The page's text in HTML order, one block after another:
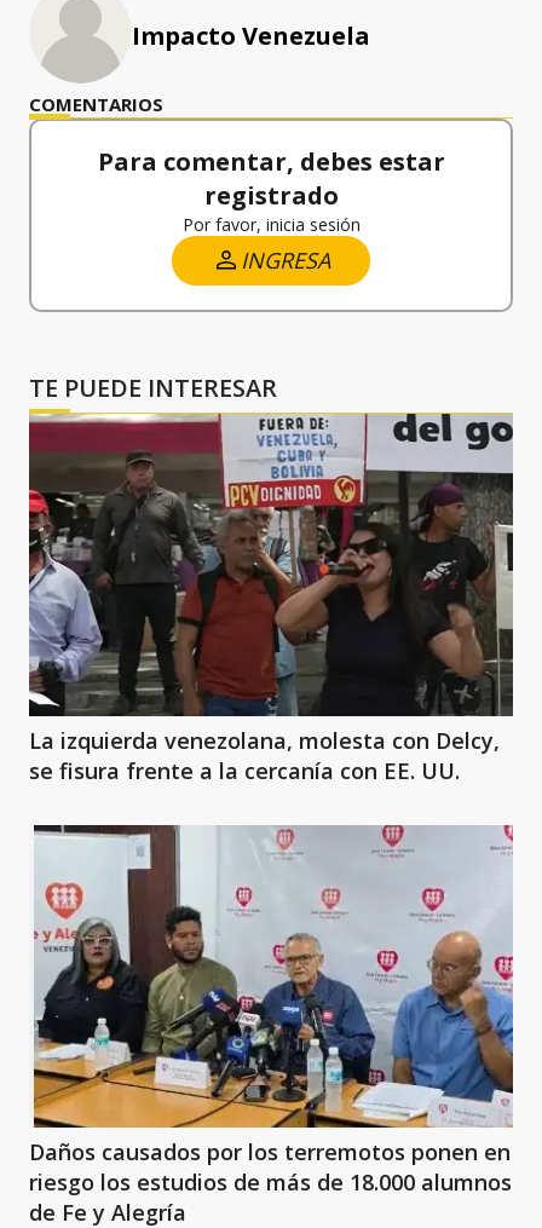
Impacto Venezuela
COMENTARIOS
Para comentar, debes estar
registrado
Por favor, inicia sesión
INGRESA
TE PUEDE INTERESAR
La izquierda venezolana, molesta con Delcy,
se fisura frente a la cercanía con EE. UU.
Daños causados por los terremotos ponen en
riesgo los estudios de más de 18.000 alumnos
de Fe y Alegría